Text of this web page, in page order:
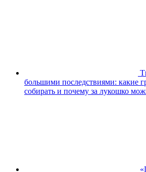
большими последствиями: какие
собирать и почему за лукошко